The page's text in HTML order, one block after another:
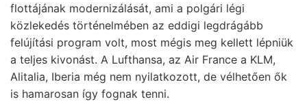
flottájának modernizálását, ami a polgári légi
közlekedés történelmében az eddigi legdrágább
felújítási program volt, most mégis meg kellett lépniük
a teljes kivonást. A Lufthansa, az Air France a KLM,
Alitalia, Iberia még nem nyilatkozott, de vélhetően ők
is hamarosan így fognak tenni.